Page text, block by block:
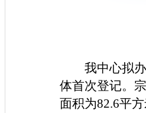
我中心拟
体首次登记。
面积为82.6平